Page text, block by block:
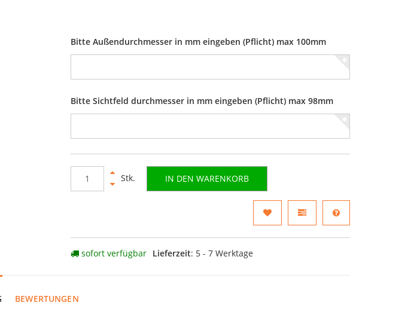
Bitte Außendurchmesser in mm eingeben (Pflicht) max 100mm
Bitte Sichtfeld durchmesser in mm eingeben (Pflicht) max 98mm
Stk. IN DEN WARENKORB
sofort verfügbar Lieferzeit: 5 - 7 Werktage
BEWERTUNGEN